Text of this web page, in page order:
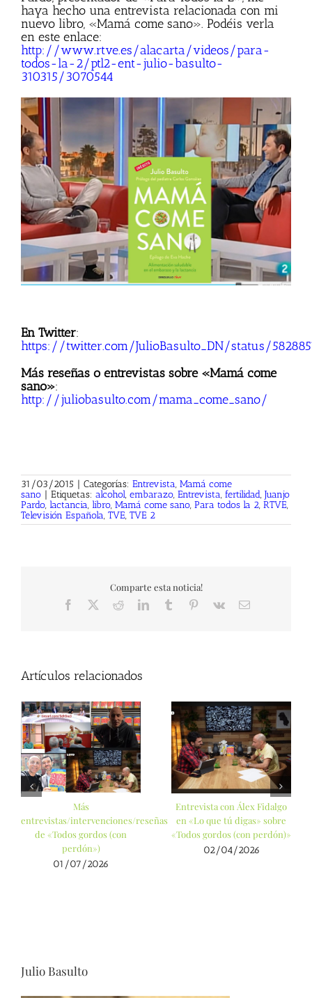
haya hecho una entrevista relacionada con mi
nuevo libro, «Mamá come sano». Podéis verla
en este enlace:
http://www.rtve.es/alacarta/videos/para-
todos-la-2/ptl2-ent-julio-basulto-
310315/3070544
En Twitter:
https://twitter.com/JulioBasulto_DN/status/
Más reseñas o entrevistas sobre «Mamá come
sano»:
http://juliobasulto.com/mama_come_sano/
31/03/2015 | Categorías: Entrevista, Mamá come
sano | Etiquetas: alcohol, embarazo, Entrevista, fertilidad, Juanjo
Pardo, lactancia, libro, Mamá come sano, Para todos la 2, RTVE,
Televisión Española, TVE, TVE 2
Comparte esta noticia!
Facebook RedditLinkedInTumblr Pinterest
Vk
Correo
Artículos relacionados
Más
entrevistas/intervenciones/reseñas
de «Todos gordos (con
perdón»)
01/07/2026
Entrevista con Álex Fidalgo
en «Lo que tú digas» sobre
«Todos gordos (con perdón)»
02/04/2026
Julio Basulto